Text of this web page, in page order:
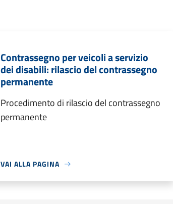
Contrassegno per veicoli a servizio
dei disabili: rilascio del contrassegno
permanente
Procedimento di rilascio del contrassegno
permanente
VAI ALLA PAGINA